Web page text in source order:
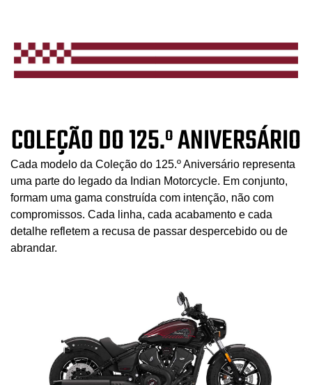
COLEÇÃO DO 125.º ANIVERSÁRIO
Cada modelo da Coleção do 125.º Aniversário representa
uma parte do legado da Indian Motorcycle. Em conjunto,
formam uma gama construída com intenção, não com
compromissos. Cada linha, cada acabamento e cada
detalhe refletem a recusa de passar despercebido ou de
abrandar.